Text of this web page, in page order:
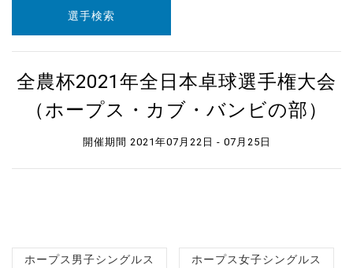
選手検索
全農杯2021年全日本卓球選手権大会
（ホープス・カブ・バンビの部）
開催期間 2021年07月22日 - 07月25日
ホープス男子シングルス ホープス女子シングルス